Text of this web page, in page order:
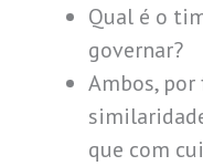
Qual é o
governar?
Ambos,
que com